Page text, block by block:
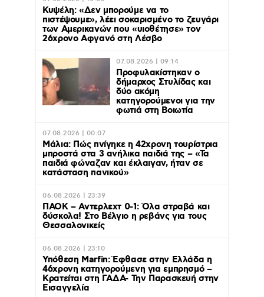
Κυψέλη: «Δεν μπορούμε να το
πιστέψουμε», λέει σοκαρισμένο το ζευγάρι
των Αμερικανών που «υιοθέτησε» τον
26χρονο Αφγανό στη Λέσβο
07.08.2026 | 09:14
Προφυλακίστηκαν ο
δήμαρχος Στυλίδας και
δύο ακόμη
κατηγορούμενοι για την
φωτιά στη Βοιωτία
07.08.2026 | 00:07
Μάλια: Πώς πνίγηκε η 42χρονη τουρίστρια
μπροστά στα 3 ανήλικα παιδιά της – «Τα
παιδιά φώναζαν και έκλαιγαν, ήταν σε
κατάσταση πανικού»
06.08.2026 | 23:39
ΠΑΟΚ – Αντερλεχτ 0-1: Όλα στραβά και
δύσκολα! Στο Βέλγιο η ρεβάνς για τους
Θεσσαλονικείς
06.08.2026 | 23:10
Υπόθεση Marfin: Έφθασε στην Ελλάδα η
46χρονη κατηγορούμενη για εμπρησμό –
Κρατείται στη ΓΑΔΑ- Την Παρασκευή στην
Εισαγγελία